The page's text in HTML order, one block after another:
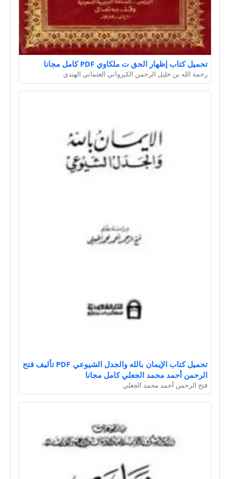
تحميل كتاب إظهار الحق ت ملكاوي PDF كامل مجانا
رحمة الله بن خليل الرحمن الكيرواني العثماني الهندي
تحميل كتاب الإيمان بالله والجدل الشيوعي PDF تأليف فتح
الرحمن أحمد محمد الجعلي كامل مجانا
فتح الرحمن أحمد محمد الجعلي